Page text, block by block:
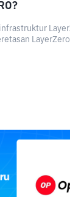
infrastruktur